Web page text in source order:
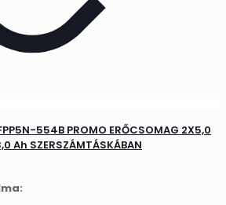
554B PROMO ERŐCSOMAG 2X5,0
Ah SZERSZÁMTÁSKÁBAN